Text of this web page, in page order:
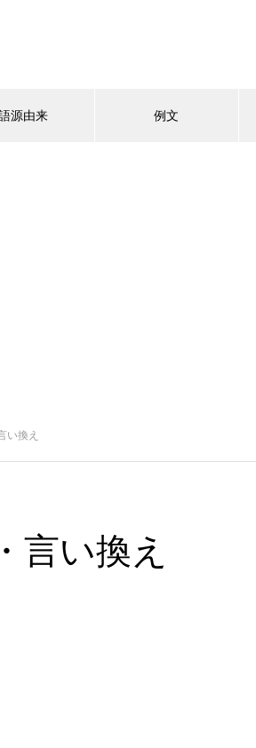
源由来 例文
い換え
言い換え